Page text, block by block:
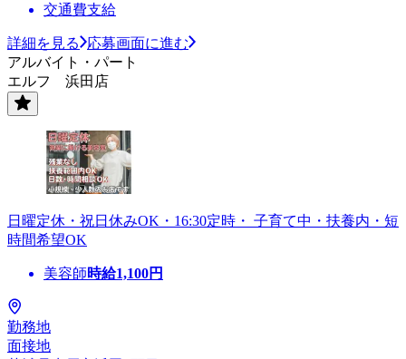
交通費支給
詳細を見る
応募画面に進む
アルバイト・パート
エルフ 浜田店
日曜定休・祝日休みOK・16:30定時・ 子育て中・扶養内・短
時間希望OK
美容師時給1,100円
勤務地
面接地